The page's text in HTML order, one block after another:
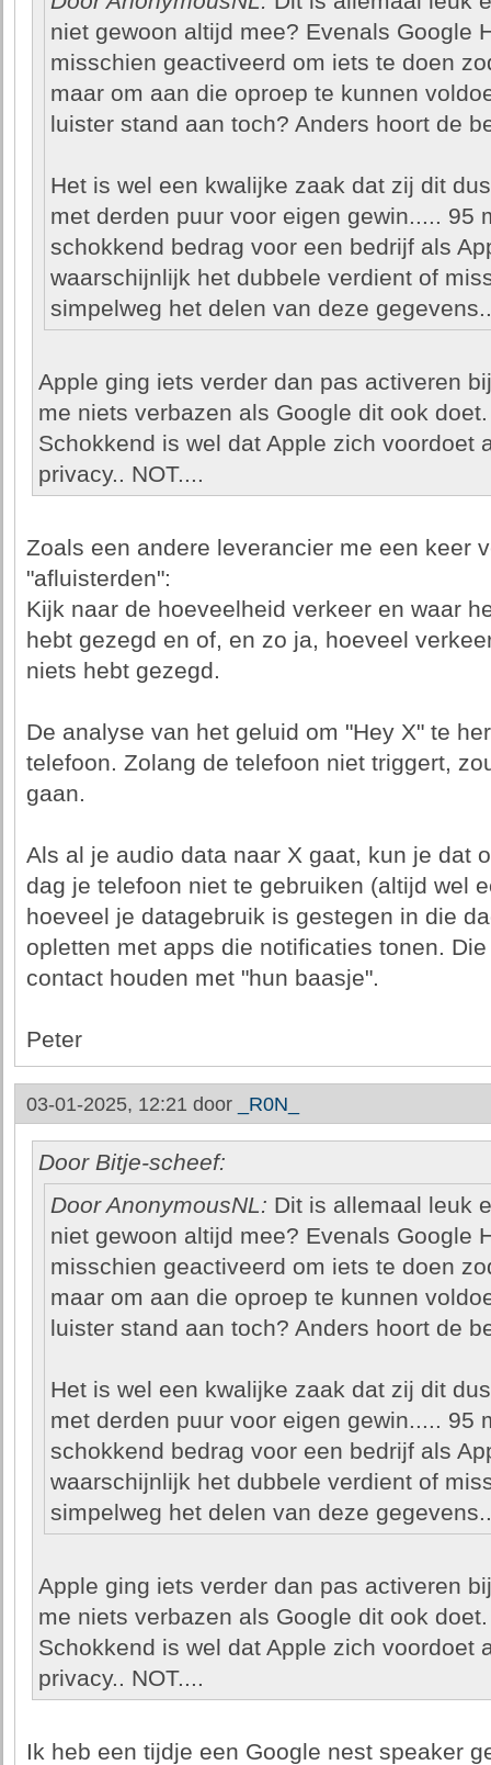
niet gewoon altijd mee? Evenals Google
misschien geactiveerd om iets te doen
maar om aan die oproep te kunnen
luister stand aan toch? Anders hoort de
Het is wel een kwalijke zaak dat zij dit
met derden puur voor eigen gewin..... 95
schokkend bedrag voor een bedrijf als
waarschijnlijk het dubbele verdient of
simpelweg het delen van deze
Apple ging iets verder dan pas activeren
me niets verbazen als Google dit ook doet.
Schokkend is wel dat Apple zich voordoet
privacy.. NOT....
Zoals een andere leverancier me een keer
"afluisterden":
Kijk naar de hoeveelheid verkeer en waar
hebt gezegd en of, en zo ja, hoeveel
niets hebt gezegd.
De analyse van het geluid om "Hey X" te
telefoon. Zolang de telefoon niet triggert,
gaan.
Als al je audio data naar X gaat, kun je dat
dag je telefoon niet te gebruiken (altijd wel
hoeveel je datagebruik is gestegen in die
opletten met apps die notificaties tonen.
contact houden met "hun baasje".
Peter
03-01-2025, 12:21 door _R0N_
Door Bitje-scheef:
Door AnonymousNL: Dit is allemaal leuk
niet gewoon altijd mee? Evenals Google
misschien geactiveerd om iets te doen
maar om aan die oproep te kunnen
luister stand aan toch? Anders hoort de
Het is wel een kwalijke zaak dat zij dit
met derden puur voor eigen gewin..... 95
schokkend bedrag voor een bedrijf als
waarschijnlijk het dubbele verdient of
simpelweg het delen van deze
Apple ging iets verder dan pas activeren
me niets verbazen als Google dit ook doet.
Schokkend is wel dat Apple zich voordoet
privacy.. NOT....
Ik heb een tijdje een Google nest speaker